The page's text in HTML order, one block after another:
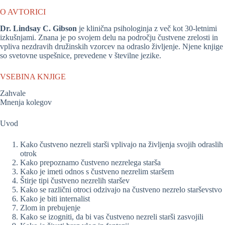
O AVTORICI
Dr. Lindsay C. Gibson je klinična psihologinja z več kot 30-letnimi
izkušnjami. Znana je po svojem delu na področju čustvene zrelosti in
vpliva nezdravih družinskih vzorcev na odraslo življenje. Njene knjige
so svetovne uspešnice, prevedene v številne jezike.
VSEBINA KNJIGE
Zahvale
Mnenja kolegov
Uvod
Kako čustveno nezreli starši vplivajo na življenja svojih odraslih
otrok
Kako prepoznamo čustveno nezrelega starša
Kako je imeti odnos s čustveno nezrelim staršem
Štirje tipi čustveno nezrelih staršev
Kako se različni otroci odzivajo na čustveno nezrelo starševstvo
Kako je biti internalist
Zlom in prebujenje
Kako se izogniti, da bi vas čustveno nezreli starši zasvojili